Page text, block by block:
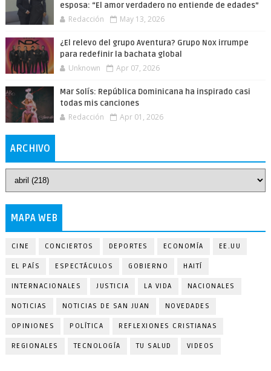
esposa: “El amor verdadero no entiende de edades”
Redacción May 13, 2026
¿El relevo del grupo Aventura? Grupo Nox irrumpe
para redefinir la bachata global
Unknown Apr 07, 2026
Mar Solís: República Dominicana ha inspirado casi
todas mis canciones
Redacción Apr 01, 2026
ARCHIVO
MAPA WEB
CINE CONCIERTOS DEPORTES ECONOMÍA EE.UU
EL PAÍS ESPECTÁCULOS GOBIERNO HAITÍ
INTERNACIONALES JUSTICIA LA VIDA NACIONALES
NOTICIAS NOTICIAS DE SAN JUAN NOVEDADES
OPINIONES POLÍTICA REFLEXIONES CRISTIANAS
REGIONALES TECNOLOGÍA TU SALUD VIDEOS